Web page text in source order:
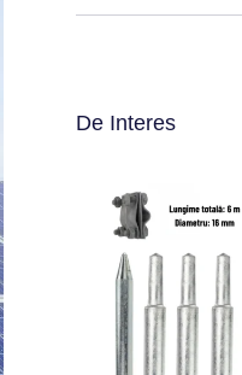
De Interes